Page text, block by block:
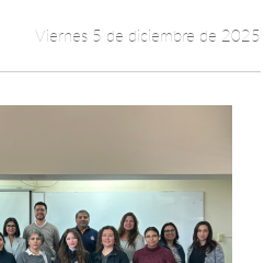
Viernes 5 de diciembre de 2025